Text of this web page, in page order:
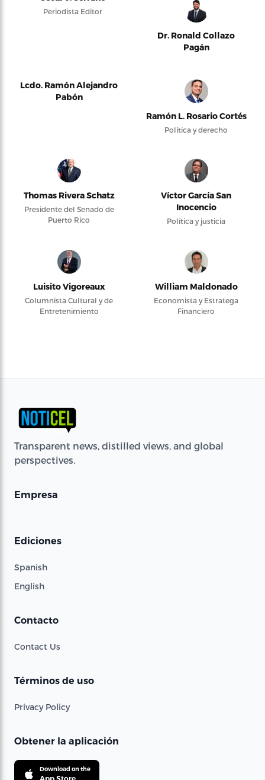
Periodista Editor
Dr. Ronald Collazo
Pagán
Lcdo. Ramón Alejandro
Pabón
Ramón L. Rosario Cortés
Política y derecho
Thomas Rivera Schatz
Presidente del Senado de
Puerto Rico
Víctor García San
Inocencio
Política y justicia
Luisito Vigoreaux
Columnista Cultural y de
Entretenimiento
William Maldonado
Economista y Estratega
Financiero
Transparent news, distilled views, and global
perspectives.
Empresa
Ediciones
Spanish
English
Contacto
Contact Us
Términos de uso
Privacy Policy
Obtener la aplicación
Download on the